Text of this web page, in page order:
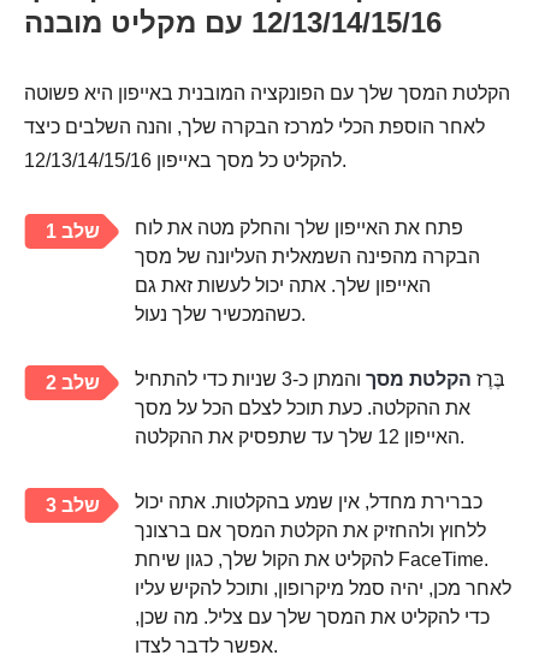
12/13/14/15/16 עם מקליט מובנה
הקלטת המסך שלך עם הפונקציה המובנית באייפון היא פשוטה
לאחר הוספת הכלי למרכז הבקרה שלך, והנה השלבים כיצד
להקליט כל מסך באייפון 12/13/14/15/16.
שלב 1
פתח את האייפון שלך והחלק מטה את לוח
הבקרה מהפינה השמאלית העליונה של מסך
האייפון שלך. אתה יכול לעשות זאת גם
כשהמכשיר שלך נעול.
שלב 2 בֶּרֶז הקלטת מסך
והמתן כ-3 שניות כדי להתחיל
את ההקלטה. כעת תוכל לצלם הכל על מסך
האייפון 12 שלך עד שתפסיק את ההקלטה.
שלב 3
כברירת מחדל, אין שמע בהקלטות. אתה יכול
ללחוץ ולהחזיק את הקלטת המסך אם ברצונך
להקליט את הקול שלך, כגון שיחת FaceTime.
לאחר מכן, יהיה סמל מיקרופון, ותוכל להקיש עליו
כדי להקליט את המסך שלך עם צליל. מה שכן,
אפשר לדבר לצדו.